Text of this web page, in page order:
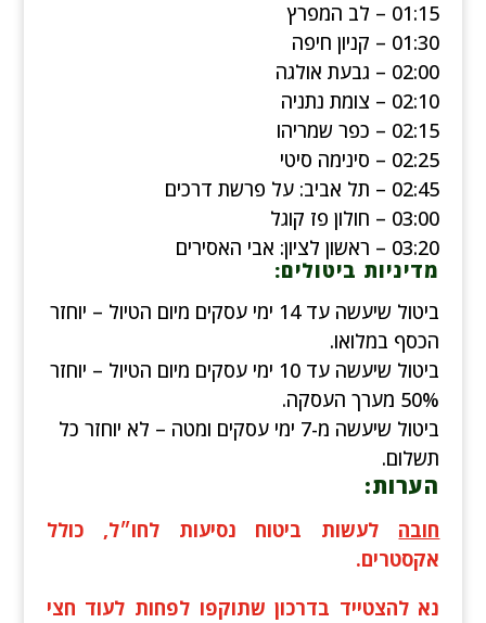
01:15 – לב המפרץ
01:30 – קניון חיפה
02:00 – גבעת אולגה
02:10 – צומת נתניה
02:15 – כפר שמריהו
02:25 – סינימה סיטי
02:45 – תל אביב: על פרשת דרכים
03:00 – חולון פז קוגל
03:20 – ראשון לציון: אבי האסירים
מדיניות ביטולים:
ביטול שיעשה עד 14 ימי עסקים מיום הטיול – יוחזר
הכסף במלואו.
ביטול שיעשה עד 10 ימי עסקים מיום הטיול – יוחזר
50% מערך העסקה.
ביטול שיעשה מ-7 ימי עסקים ומטה – לא יוחזר כל
תשלום.
הערות:
חובה לעשות ביטוח נסיעות לחו״ל, כולל
אקסטרים.
נא להצטייד בדרכון שתוקפו לפחות לעוד חצי